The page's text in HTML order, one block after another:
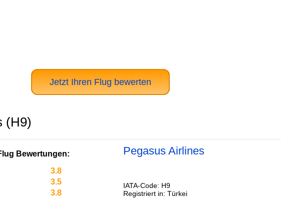
Jetzt Ihren Flug bewerten
(H9)
Bewertungen:
3.8
3.5
3.8
Pegasus Airlines
IATA-Code: H9
Registriert in: Türkei